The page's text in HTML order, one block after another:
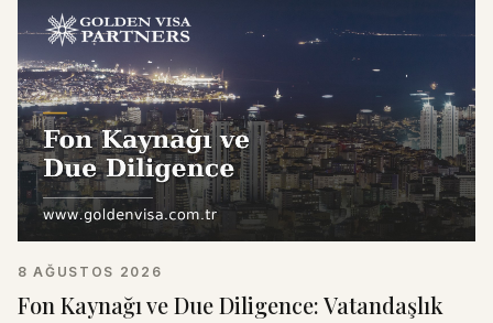
8 AĞUSTOS 2026
Fon Kaynağı ve Due Diligence: Vatandaşlık